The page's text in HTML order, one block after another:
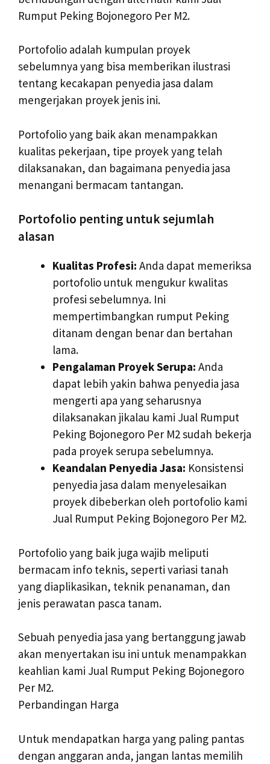
Rumput Peking Bojonegoro Per M2.
Portofolio adalah kumpulan proyek
sebelumnya yang bisa memberikan ilustrasi
tentang kecakapan penyedia jasa dalam
mengerjakan proyek jenis ini.
Portofolio yang baik akan menampakkan
kualitas pekerjaan, tipe proyek yang telah
dilaksanakan, dan bagaimana penyedia jasa
menangani bermacam tantangan.
Portofolio penting untuk sejumlah
alasan
Kualitas Profesi: Anda dapat memeriksa
portofolio untuk mengukur kwalitas
profesi sebelumnya. Ini
mempertimbangkan rumput Peking
ditanam dengan benar dan bertahan
lama.
Pengalaman Proyek Serupa: Anda
dapat lebih yakin bahwa penyedia jasa
mengerti apa yang seharusnya
dilaksanakan jikalau kami Jual Rumput
Peking Bojonegoro Per M2 sudah bekerja
pada proyek serupa sebelumnya.
Keandalan Penyedia Jasa: Konsistensi
penyedia jasa dalam menyelesaikan
proyek dibeberkan oleh portofolio kami
Jual Rumput Peking Bojonegoro Per M2.
Portofolio yang baik juga wajib meliputi
bermacam info teknis, seperti variasi tanah
yang diaplikasikan, teknik penanaman, dan
jenis perawatan pasca tanam.
Sebuah penyedia jasa yang bertanggung jawab
akan menyertakan isu ini untuk menampakkan
keahlian kami Jual Rumput Peking Bojonegoro
Per M2.
Perbandingan Harga
Untuk mendapatkan harga yang paling pantas
dengan anggaran anda, jangan lantas memilih